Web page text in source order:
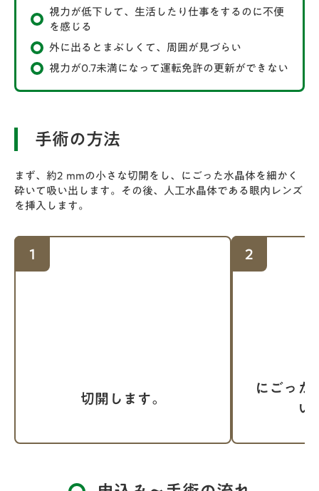
視力が低下して、生活したり仕事をするのに不便
を感じる
外に出るとまぶしくて、周囲が見づらい
視力が0.7未満になって運転免許の更新ができない
手術の方法
まず、約2 mmの小さな切開をし、にごった水晶体を細かく
砕いて吸い出します。その後、人工水晶体である眼内レンズ
を挿入します。
1
切開します。
2
にごっ
い